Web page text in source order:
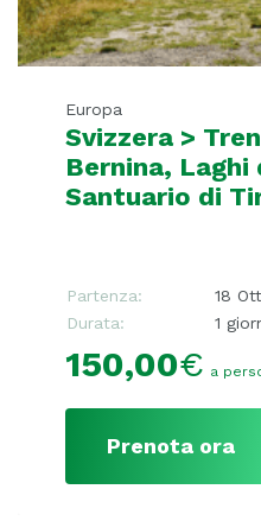
Europa
Svizzera >
Bernina,
Santuario di
Partenza:
18
Durata:
1
150,00€ a
Prenota ora